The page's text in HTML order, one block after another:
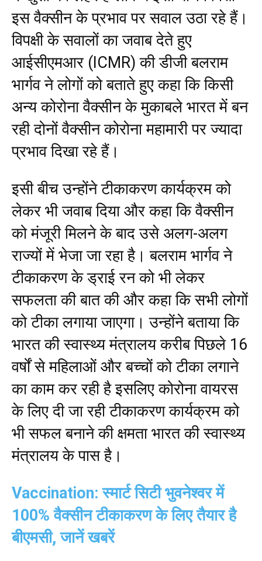
इस वैक्सीन के प्रभाव पर सवाल उठा रहे हैं।
विपक्षी के सवालों का जवाब देते हुए
आईसीएमआर (ICMR) की डीजी बलराम
भार्गव ने लोगों को बताते हुए कहा कि किसी
अन्य कोरोना वैक्सीन के मुकाबले भारत में बन
रही दोनों वैक्सीन कोरोना महामारी पर ज्यादा
प्रभाव दिखा रहे हैं।
इसी बीच उन्होंने टीकाकरण कार्यक्रम को
लेकर भी जवाब दिया और कहा कि वैक्सीन
को मंजूरी मिलने के बाद उसे अलग-अलग
राज्यों में भेजा जा रहा है। बलराम भार्गव ने
टीकाकरण के ड्राई रन को भी लेकर
सफलता की बात की और कहा कि सभी लोगों
को टीका लगाया जाएगा। उन्होंने बताया कि
भारत की स्वास्थ्य मंत्रालय करीब पिछले 16
वर्षों से महिलाओं और बच्चों को टीका लगाने
का काम कर रही है इसलिए कोरोना वायरस
के लिए दी जा रही टीकाकरण कार्यक्रम को
भी सफल बनाने की क्षमता भारत की स्वास्थ्य
मंत्रालय के पास है।
Vaccination: स्मार्ट सिटी भुवनेश्वर में
100% वैक्सीन टीकाकरण के लिए तैयार है
बीएमसी, जानें खबरें